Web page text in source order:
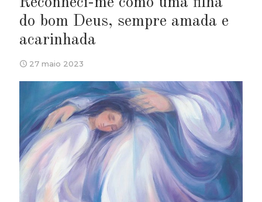
do bom Deus, sempre amada e
acarinhada
27 maio 2023